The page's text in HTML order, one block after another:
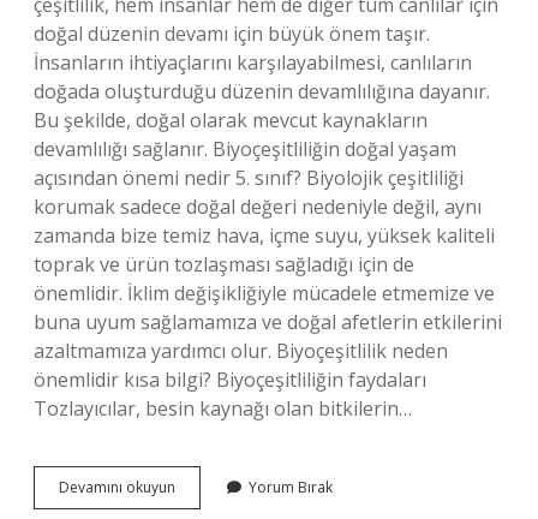
doğal düzenin devamı için büyük önem taşır.
İnsanların ihtiyaçlarını karşılayabilmesi, canlıların
doğada oluşturduğu düzenin devamlılığına dayanır.
Bu şekilde, doğal olarak mevcut kaynakların
devamlılığı sağlanır. Biyoçeşitliliğin doğal yaşam
açısından önemi nedir 5. sınıf? Biyolojik çeşitliliği
korumak sadece doğal değeri nedeniyle değil, aynı
zamanda bize temiz hava, içme suyu, yüksek kaliteli
toprak ve ürün tozlaşması sağladığı için de
önemlidir. İklim değişikliğiyle mücadele etmemize ve
buna uyum sağlamamıza ve doğal afetlerin etkilerini
azaltmamıza yardımcı olur. Biyoçeşitlilik neden
önemlidir kısa bilgi? Biyoçeşitliliğin faydaları
Tozlayıcılar, besin kaynağı olan bitkilerin…
Devamını okuyun Çeşitliliğin
Doğal
Yorum Bırak